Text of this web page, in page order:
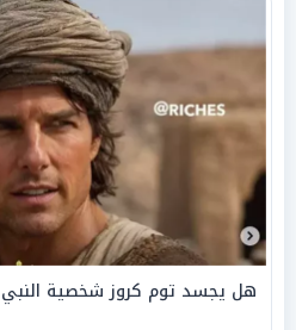
هل يجسد توم كروز شخصية النبي